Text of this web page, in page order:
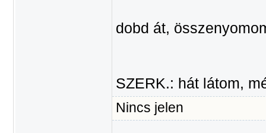
dobd át,
SZERK.: hát látom,
Nincs jelen